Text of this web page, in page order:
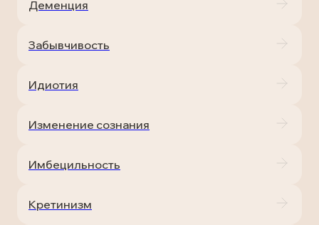
Деменция
Забывчивость
Идиотия
Изменение сознания
Имбецильность
Кретинизм